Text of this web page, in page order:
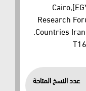
المتاحة